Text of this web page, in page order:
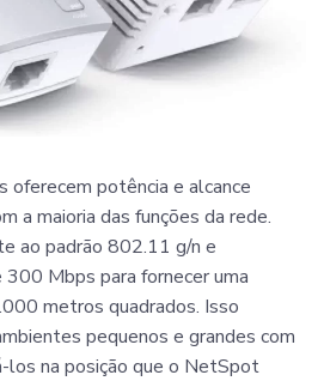
oferecem potência e alcance
a maioria das funções da rede.
ao padrão 802.11 g/n e
Mbps para fornecer uma
metros quadrados. Isso
pequenos e grandes com
los na posição que o NetSpot